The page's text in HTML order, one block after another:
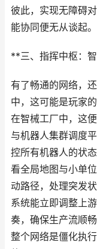
彼此，实现无障碍
能协同便无从谈起。
**三、指挥中枢：
有了畅通的网络，
中，这可能是玩家
在智械工厂中，这
与机器人集群调度
控所有机器人的状
看全局地图与小单
动路径，处理突发
系统能立即调整上
奏，确保生产流顺
整个网络是僵化执